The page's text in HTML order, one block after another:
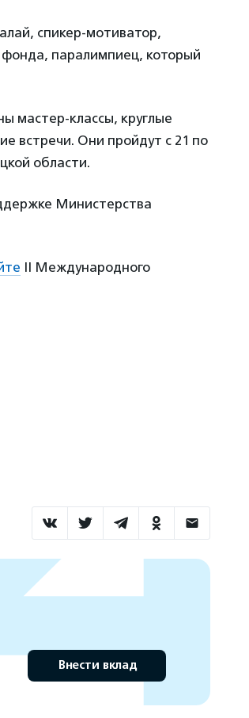
спикер-мотиватор,
фонда, паралимпиец, который
мастер-классы, круглые
встречи. Они пройдут с 21 по
области.
Министерства
II Международного
Внести вклад